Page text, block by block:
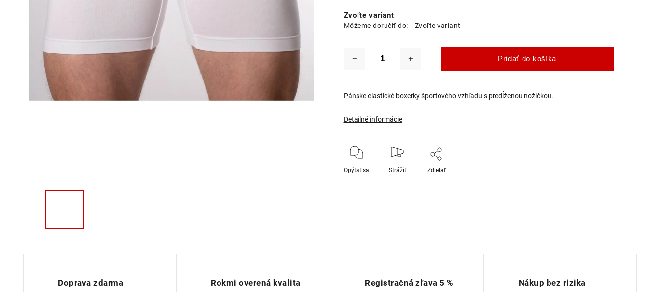
Zvoľte variant
Môžeme doručiť do: Zvoľte variant
Pridať do košíka
Pánske elastické boxerky športového vzhľadu s predĺženou nožičkou.
Detailné informácie
Opýtať sa Strážiť Zdieľať
Doprava zdarma Rokmi overená kvalita Registračná zľava 5 % Nákup bez rizika